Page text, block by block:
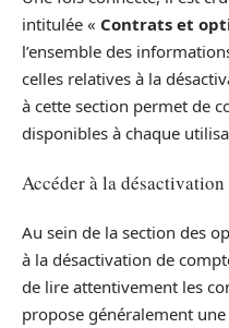
intitulée « Contrats et
l’ensemble des
celles relatives à la
à cette section permet de
disponibles à chaque
Accéder à la désactivation
Au sein de la section des
à la désactivation de
de lire attentivement les
propose généralement